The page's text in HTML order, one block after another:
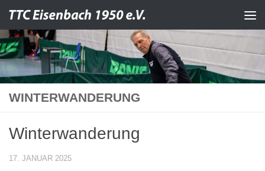
Zum Inhalt springen
WINTERWANDERUNG
Winterwanderung
17. JANUAR 2025